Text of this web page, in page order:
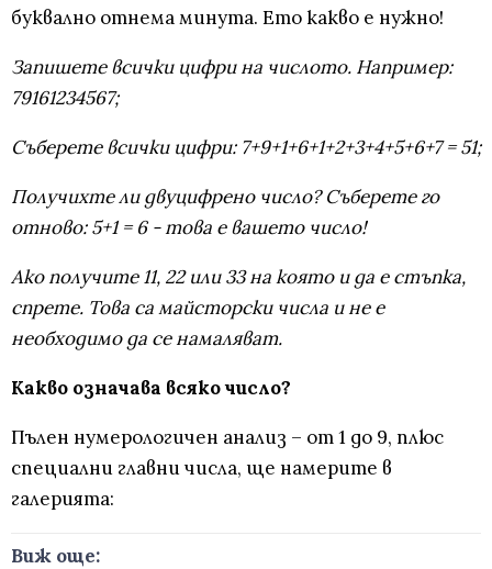
буквално отнема минута. Ето какво е нужно!
Запишете всички цифри на числото. Например:
79161234567;
Съберете всички цифри: 7+9+1+6+1+2+3+4+5+6+7 = 51;
Получихте ли двуцифрено число? Съберете го
отново: 5+1 = 6 - това е вашето число!
Ако получите 11, 22 или 33 на която и да е стъпка,
спрете. Това са майсторски числа и не е
необходимо да се намаляват.
Какво означава всяко число?
Пълен нумерологичен анализ – от 1 до 9, плюс
специални главни числа, ще намерите в
галерията:
Виж още: